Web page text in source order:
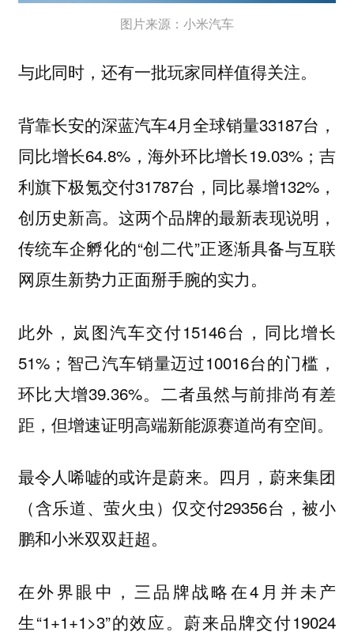
图片来源：小米汽车
与此同时，还有一批玩家同样值得关注。
背靠长安的深蓝汽车4月全球销量33187台，
同比增长64.8%，海外环比增长19.03%；吉
利旗下极氪交付31787台，同比暴增132%，
创历史新高。这两个品牌的最新表现说明，
传统车企孵化的“创二代”正逐渐具备与互联
网原生新势力正面掰手腕的实力。
此外，岚图汽车交付15146台，同比增长
51%；智己汽车销量迈过10016台的门槛，
环比大增39.36%。二者虽然与前排尚有差
距，但增速证明高端新能源赛道尚有空间。
最令人唏嘘的或许是蔚来。四月，蔚来集团
（含乐道、萤火虫）仅交付29356台，被小
鹏和小米双双赶超。
在外界眼中，三品牌战略在4月并未产
生“1+1+1>3”的效应。蔚来品牌交付19024